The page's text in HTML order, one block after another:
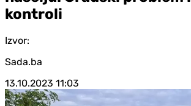
kontroli
Izvor:
Sada.ba
13.10.2023 11:03